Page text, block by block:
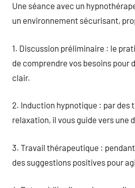
Une séance avec un
un environnement sécurisant,
1. Discussion préliminaire : le
de comprendre vos besoins pour
clair.
2. Induction hypnotique : par des
relaxation, il vous guide vers une
3. Travail thérapeutique :
des suggestions positives pour